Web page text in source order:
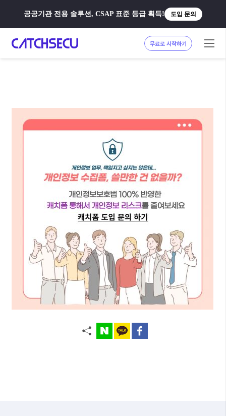
공공기관 전용 솔루션, CSAP 표준 등급 획득! 도입 문의
무료로 시작하기